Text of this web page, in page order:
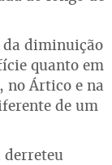
da diminuição
quanto em
no Ártico e na
de um
derreteu